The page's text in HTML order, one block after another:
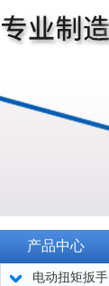
产品中心
电动扭矩扳手